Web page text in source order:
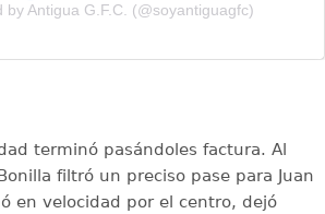
by Antigua G.F.C. (@soyantiguagfc)
terminó pasándoles factura. Al
filtró un preciso pase para Juan
en velocidad por el centro, dejó